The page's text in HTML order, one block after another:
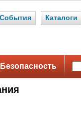
События Каталоги
Безопасность